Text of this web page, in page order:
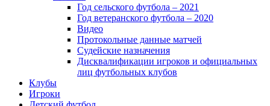
Год сельского футбола – 2021
Год ветеранского футбола – 2020
Видео
Протокольные данные матчей
Судейские назначения
Дисквалификации игроков и официальных
лиц футбольных клубов
Клубы
Игроки